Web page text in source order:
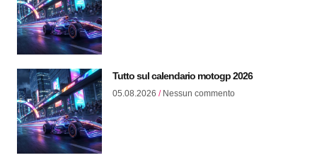
Tutto sul calendario motogp 2026
05.08.2026 Nessun commento